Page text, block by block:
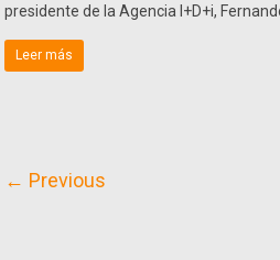
presidente de la Agencia I+D+i,
Leer más
← Previous